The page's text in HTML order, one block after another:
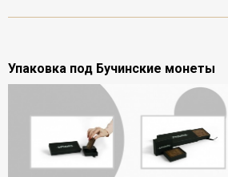
Упаковка под Бучинские монеты